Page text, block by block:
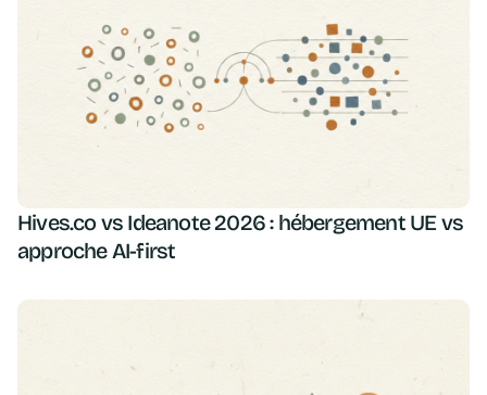
Hives.co vs Ideanote 2026 : hébergement UE vs
approche AI-first